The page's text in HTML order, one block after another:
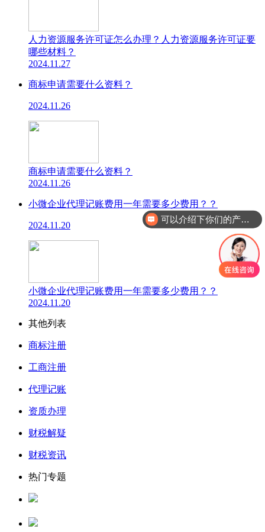
人力资源服务许可证怎么办理？人力资源服务许可证要
哪些材料？
2024.11.27
商标申请需要什么资料？
2024.11.26
商标申请需要什么资料？
2024.11.26
小微企业代理记账费用一年需要多少费用？？
2024.11.20
小微企业代理记账费用一年需要多少费用？？
2024.11.20
其他列表
商标注册
工商注册
代理记账
资质办理
财税解疑
财税资讯
热门专题
可以介绍下你们的产品么